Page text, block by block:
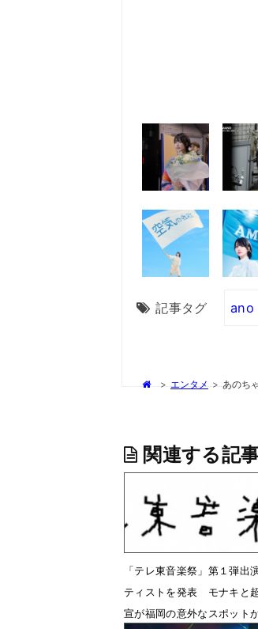
記事タグ ano
> エンタメ > あのち
関連する記
「テレ東音楽祭」第１弾出
ティストを発表 モナキと
宣が福岡の意外なスポット